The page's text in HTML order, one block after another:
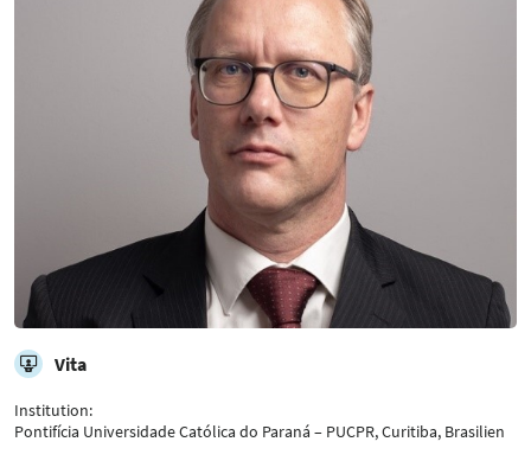
Vita
Institution:
Pontifícia Universidade Católica do Paraná – PUCPR, Curitiba, Brasilien